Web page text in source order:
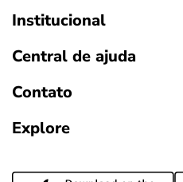
Institucional
Central de ajuda
Contato
Explore